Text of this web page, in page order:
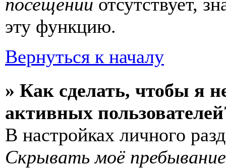
эту функцию.
Вернуться к началу
» Как сделать, чтобы я
активных
В настройках личного
Скрывать моё